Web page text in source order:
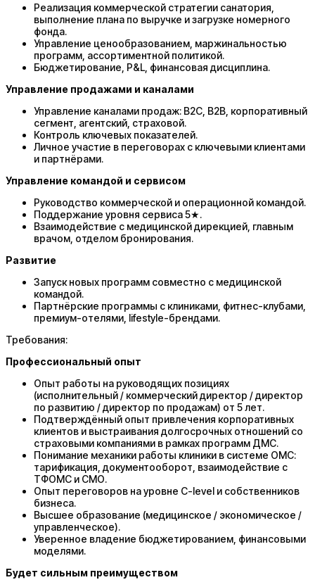
Реализация коммерческой стратегии санатория,
выполнение плана по выручке и загрузке номерного
фонда.
Управление ценообразованием, маржинальностью
программ, ассортиментной политикой.
Бюджетирование, P&L, финансовая дисциплина.
Управление продажами и каналами
Управление каналами продаж: B2C, B2B, корпоративный
сегмент, агентский, страховой.
Контроль ключевых показателей.
Личное участие в переговорах с ключевыми клиентами
и партнёрами.
Управление командой и сервисом
Руководство коммерческой и операционной командой.
Поддержание уровня сервиса 5★.
Взаимодействие с медицинской дирекцией, главным
врачом, отделом бронирования.
Развитие
Запуск новых программ совместно с медицинской
командой.
Партнёрские программы с клиниками, фитнес-клубами,
премиум-отелями, lifestyle-брендами.
Требования:
Профессиональный опыт
Опыт работы на руководящих позициях
(исполнительный / коммерческий директор / директор
по развитию / директор по продажам) от 5 лет.
Подтверждённый опыт привлечения корпоративных
клиентов и выстраивания долгосрочных отношений со
страховыми компаниями в рамках программ ДМС.
Понимание механики работы клиники в системе ОМС:
тарификация, документооборот, взаимодействие с
ТФОМС и СМО.
Опыт переговоров на уровне C-level и собственников
бизнеса.
Высшее образование (медицинское / экономическое /
управленческое).
Уверенное владение бюджетированием, финансовыми
моделями.
Будет сильным преимуществом